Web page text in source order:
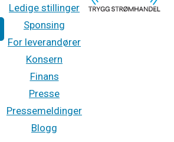
Ledige stillinger
Sponsing
For leverandører
Konsern
Finans
Presse
Pressemeldinger
Blogg